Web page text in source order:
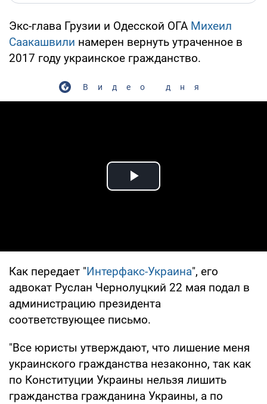
Экс-глава Грузии и Одесской ОГА Михеил
Саакашвили намерен вернуть утраченное в
2017 году украинское гражданство.
Видео дня
Play Video
Как передает "Интерфакс-Украина", его
адвокат Руслан Чернолуцкий 22 мая подал в
администрацию президента
соответствующее письмо.
"Все юристы утверждают, что лишение меня
украинского гражданства незаконно, так как
по Конституции Украины нельзя лишить
гражданства гражданина Украины, а по